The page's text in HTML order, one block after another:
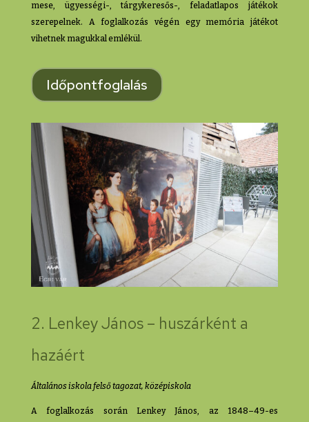
mese, ügyességi-, tárgykeresős-, feladatlapos játékok
szerepelnek. A foglalkozás végén egy memória játékot
vihetnek magukkal emlékül.
Időpontfoglalás
2. Lenkey János – huszárként a
hazáért
Általános iskola felső tagozat, középiskola
A foglalkozás során Lenkey János, az 1848–49-es